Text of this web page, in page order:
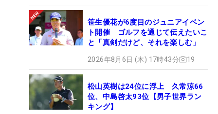
笹生優花が6度目のジュニアイベン
ト開催 ゴルフを通じて伝えたいこ
と「真剣だけど、それを楽しむ」
2026年8月6日 (木) 17時43分 19
松山英樹は24位に浮上 久常涼66
位、中島啓太93位【男子世界ラン
キング】